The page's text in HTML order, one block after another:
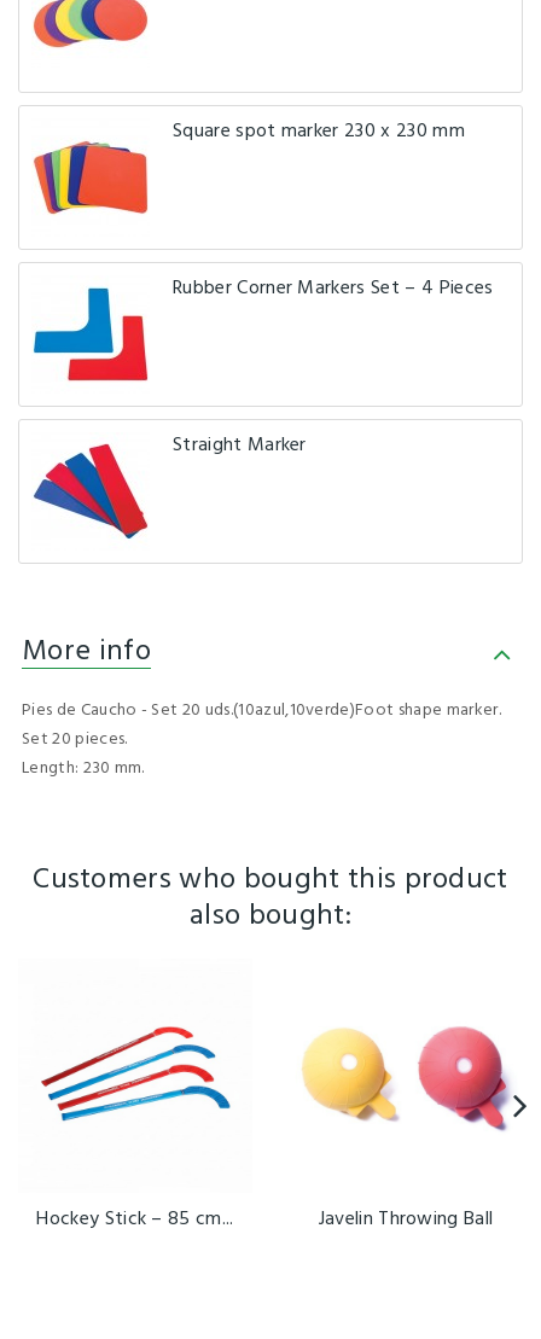
Square spot marker 230 x 230 mm
Rubber Corner Markers Set – 4 Pieces
Straight Marker
More info
Pies de Caucho - Set 20 uds.(10azul,10verde)Foot shape marker.
Set 20 pieces.
Length: 230 mm.
Customers who bought this product
also bought:
Hockey Stick – 85 cm... Javelin Throwing Ball